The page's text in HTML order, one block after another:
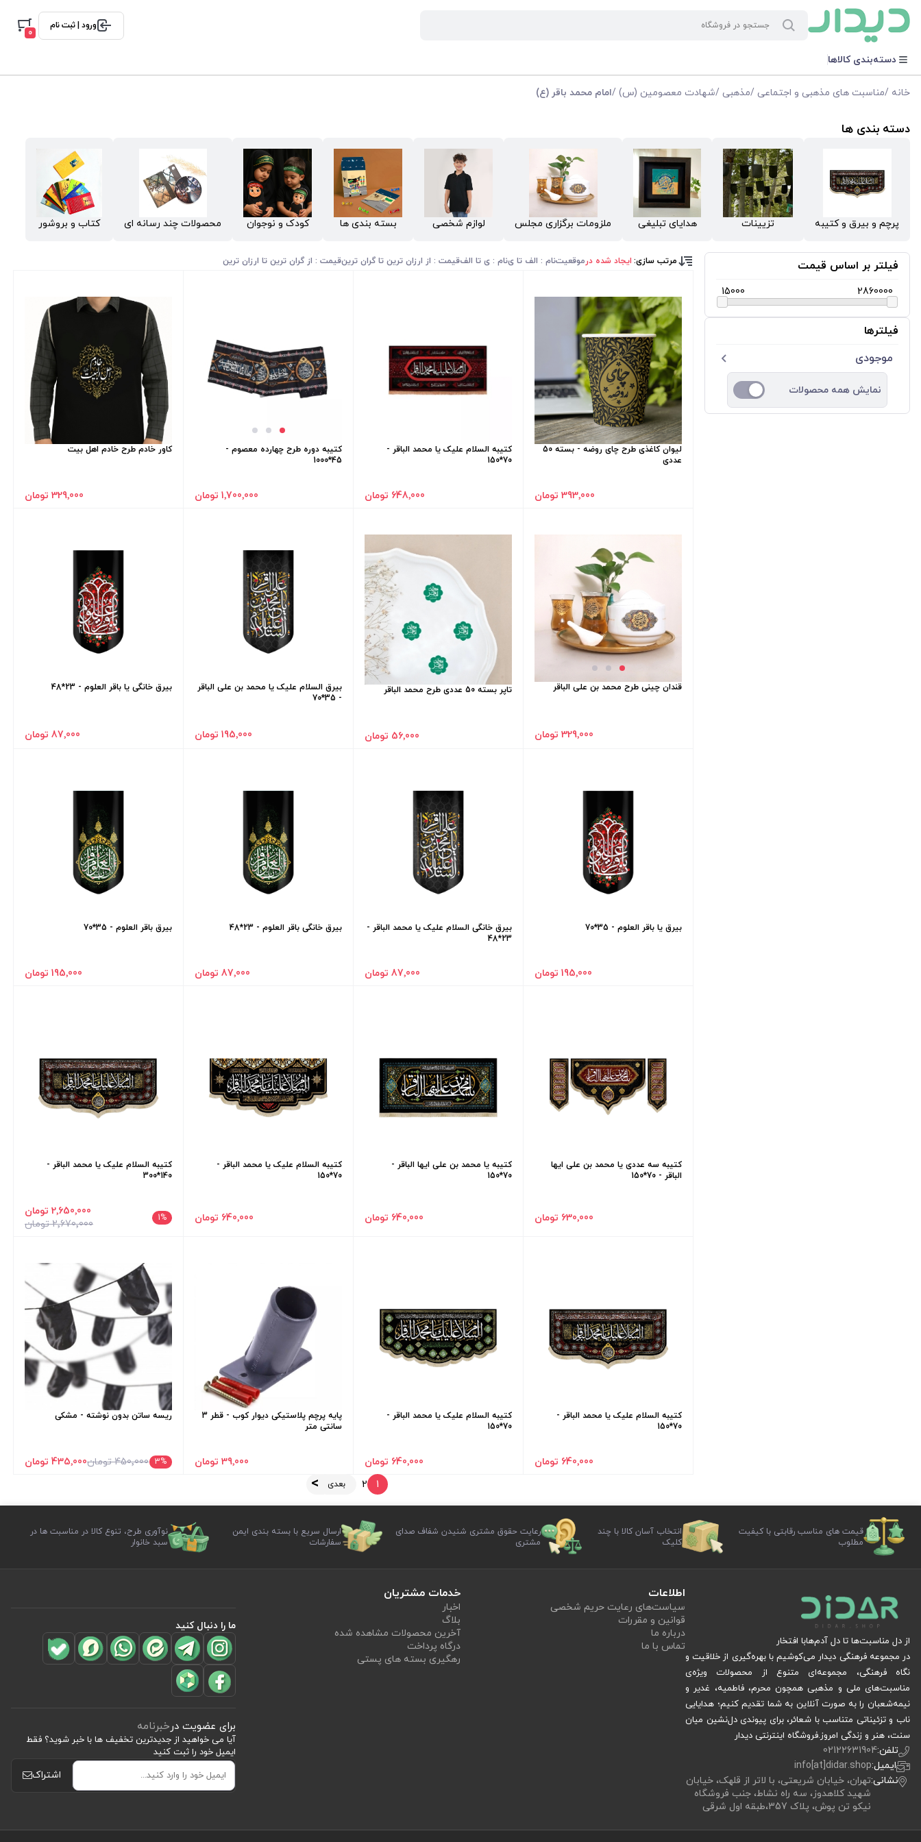
ورود | ثبت نام
0
دسته‌بندی کالاها
خانه /مناسبت های مذهبی و اجتماعی /مذهبی /شهادت معصومین (س) /امام محمد باقر (ع)
دسته بندی ها
پرچم و بیرق و کتیبه تزیینات هدایای تبلیغی ملزومات برگزاری مجلس لوازم شخصی بسته بندی ها کودک و نوجوان محصولات چند رسانه ای کتاب و بروشور
فیلتر بر اساس قیمت
15000 2860000
فیلترها
موجودی
نمایش همه محصولات
مرتب سازی: ایجاد شده درموقعیتنام : الف تا ینام : ی تا الفقیمت : از ارزان ترین تا گران ترینقیمت : از گران ترین تا ارزان ترین
لیوان کاغذی طرح چای روضه - بسته 50
عددی
393٬000 تومان
کتیبه السلام علیک یا محمد الباقر -
70*150
648٬000 تومان
کتیبه دوره طرح چهارده معصوم -
45*1000
1٬700٬000 تومان
کاور خادم طرح خادم اهل بیت
329٬000 تومان
قندان چینی طرح محمد بن علی الباقر
329٬000 تومان
تاپر بسته 50 عددی طرح محمد الباقر
56٬000 تومان
بیرق السلام علیک یا محمد بن علی الباقر
- 35*70
195٬000 تومان
بیرق خانگی یا باقر العلوم - 23*48
87٬000 تومان
بیرق یا باقر العلوم - 35*70
195٬000 تومان
بیرق خانگی السلام علیک یا محمد الباقر -
23*48
87٬000 تومان
بیرق خانگی باقر العلوم - 23*48
87٬000 تومان
بیرق باقر العلوم - 35*70
195٬000 تومان
کتیبه سه عددی یا محمد بن علی ایها
الباقر - 70*150
630٬000 تومان
کتیبه یا محمد بن علی ایها الباقر -
70*150
640٬000 تومان
کتیبه السلام علیک یا محمد الباقر -
70*150
640٬000 تومان
کتیبه السلام علیک یا محمد الباقر -
140*300
1% 2٬670٬000 تومان
2٬650٬000 تومان
کتیبه السلام علیک یا محمد الباقر -
70*150
640٬000 تومان
کتیبه السلام علیک یا محمد الباقر -
70*150
640٬000 تومان
پایه پرچم پلاستیکی دیوار کوب - قطر 3
سانتی متر
39٬000 تومان
ریسه ساتن بدون نوشته - مشکی
3% 450٬000 تومان
435٬000 تومان
1
2 بعدی
قیمت های مناسب رقابتی با کیفیت
مطلوب
انتخاب آسان کالا با چند
کلیک
رعایت حقوق مشتری شنیدن شفاف صدای
مشتری
ارسال سریع با بسته بندی ایمن
سفارشات
نوآوری طرح، تنوع کالا در مناسبت ها در
سبد خانوار
از دل مناسبت‌ها تا دل آدم‌هابا افتخار
در مجموعه فرهنگی دیدار می‌کوشیم با بهره‌گیری از خلاقیت و
نگاه فرهنگی، مجموعه‌ای متنوع از محصولات ویژه‌ی
مناسبت‌های ملی و مذهبی همچون محرم، فاطمیه، غدیر و
نیمه‌شعبان را به صورت آنلاین به شما تقدیم کنیم؛ هدایایی
ناب و تزئیناتی متناسب با شعائر، برای پیوندی دل‌نشین میان
سنت، هنر و زندگی امروز.فروشگاه اینترنتی دیدار
تلفن:02122631904
ایمیل:info[at]didar.shop
نشانی:تهران، خیابان شریعتی، با لاتر از قلهک، خیابان
شهید کلاهدوز، سه راه نشاط، جنب فروشگاه
نیکو تن پوش، پلاک 357،طبقه اول شرقی
اطلاعات
سیاست‏‌های رعایت حریم شخصی
قوانین و مقررات
درباره ما
تماس با ما
خدمات مشتریان
اخبار
بلاگ
آخرین محصولات مشاهده شده
درگاه پرداخت
رهگیری بسته های پستی
ما را دنبال کنید
برای عضویت درخبرنامه
آیا می خواهید از جدید‌ترین تخفیف‌ ها با‌ خبر شوید؟ فقط
ایمیل خود را ثبت کنید
اشتراک